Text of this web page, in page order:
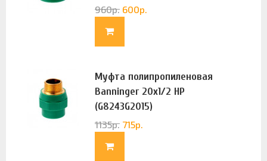
960р. 600р.
Муфта полипропиленовая
Banninger 20х1/2 НР
(G8243G2015)
1135р. 715р.